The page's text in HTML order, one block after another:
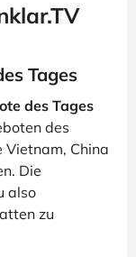
Tages
des Tages
des
Vietnam, China
Die
also
zu